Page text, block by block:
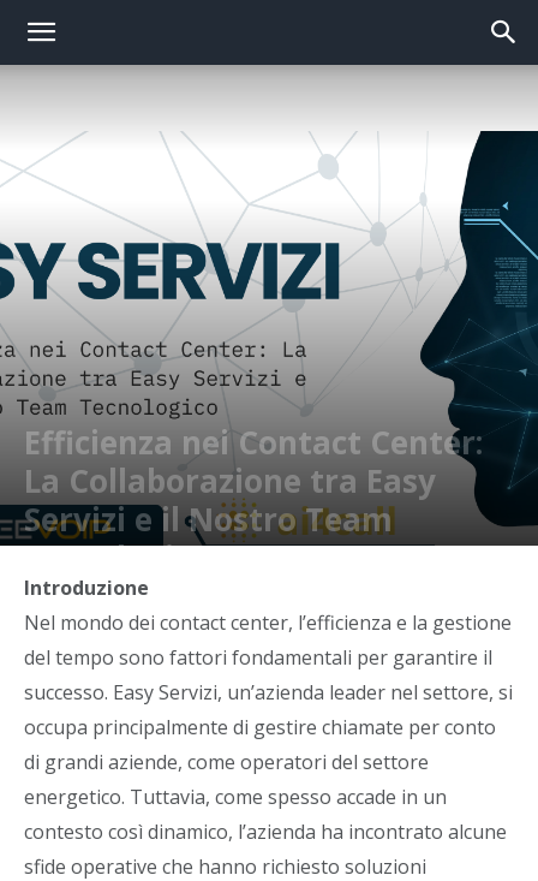
Efficienza nei Contact Center:
La Collaborazione tra Easy
Servizi e il Nostro Team
Tecnologico
Di Christian Noto
Introduzione
Nel mondo dei contact center, l’efficienza e la gestione
del tempo sono fattori fondamentali per garantire il
successo. Easy Servizi, un’azienda leader nel settore, si
occupa principalmente di gestire chiamate per conto
di grandi aziende, come operatori del settore
energetico. Tuttavia, come spesso accade in un
contesto così dinamico, l’azienda ha incontrato alcune
sfide operative che hanno richiesto soluzioni